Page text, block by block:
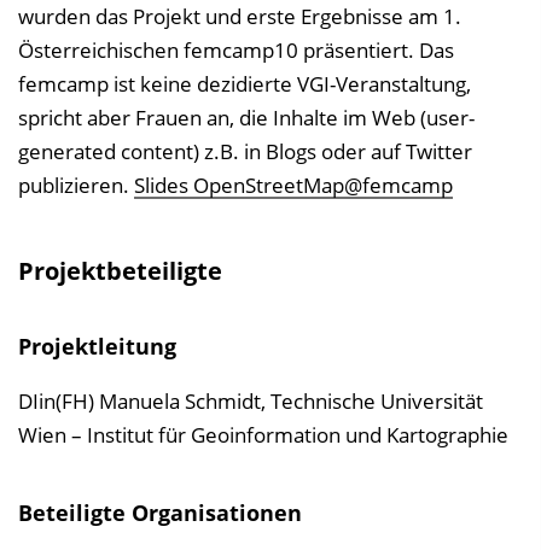
wurden das Projekt und erste Ergebnisse am 1.
Österreichischen femcamp10 präsentiert. Das
femcamp ist keine dezidierte VGI-Veranstaltung,
spricht aber Frauen an, die Inhalte im Web (user-
generated content) z.B. in Blogs oder auf Twitter
publizieren. Slides OpenStreetMap@femcamp
Projektbeteiligte
Projektleitung
DIin(FH) Manuela Schmidt, Technische Universität
Wien – Institut für Geoinformation und Kartographie
Beteiligte Organisationen